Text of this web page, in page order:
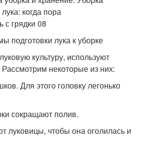
подготовки лука к уборке
культуру, используют
некоторые из них:
Для этого головку легонько
сокращают полив.
луковицы, чтобы она оголилась и